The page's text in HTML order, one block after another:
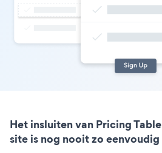
Het insluiten van Pricing
site is nog nooit zo